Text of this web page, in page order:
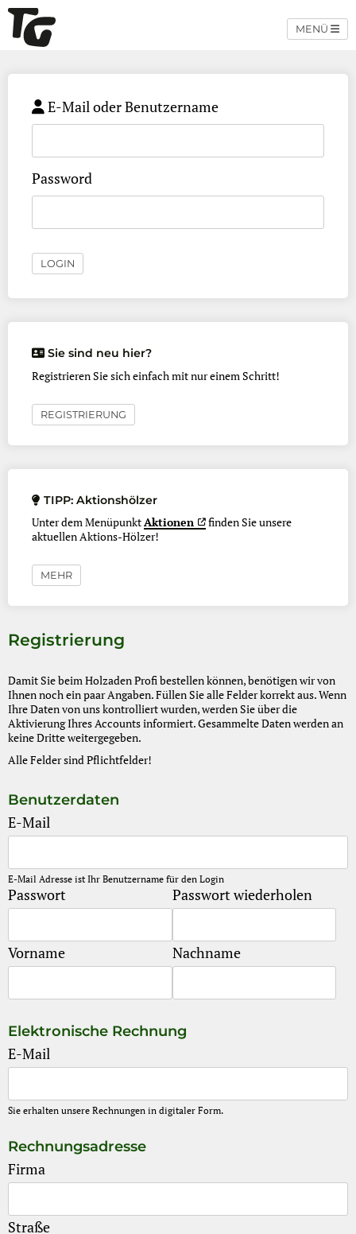
MENÜ
E-Mail oder Benutzername
Password
LOGIN
Sie sind neu hier?
Registrieren Sie sich einfach mit nur einem Schritt!
REGISTRIERUNG
TIPP: Aktionshölzer
Unter dem MenüpunktAktionen
finden Sie unsere
aktuellen Aktions-Hölzer!
MEHR
Registrierung
Damit Sie beim Holzaden Profi bestellen können, benötigen wir von
Ihnen noch ein paar Angaben. Füllen Sie alle Felder korrekt aus. Wenn
Ihre Daten von uns kontrolliert wurden, werden Sie über die
Aktivierung Ihres Accounts informiert. Gesammelte Daten werden an
keine Dritte weitergegeben.
Alle Felder sind Pflichtfelder!
Benutzerdaten
E-Mail
E-Mail Adresse ist Ihr Benutzername für den Login
Passwort Passwort wiederholen
Vorname Nachname
Elektronische Rechnung
E-Mail
Sie erhalten unsere Rechnungen in digitaler Form.
Rechnungsadresse
Firma
Straße